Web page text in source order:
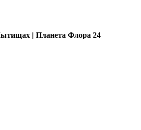
| Планета Флора 24